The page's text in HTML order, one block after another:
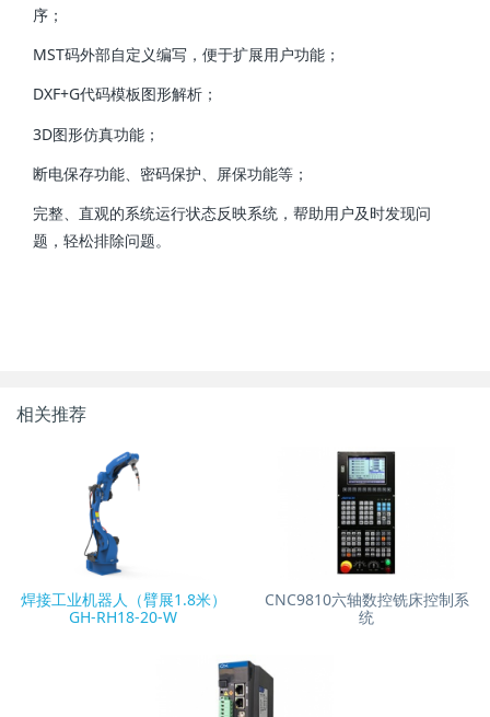
序；
MST码外部自定义编写，便于扩展用户功能；
DXF+G代码模板图形解析；
3D图形仿真功能；
断电保存功能、密码保护、屏保功能等；
完整、直观的系统运行状态反映系统，帮助用户及时发现问
题，轻松排除问题。
相关推荐
焊接工业机器人（臂展1.8米）
GH-RH18-20-W
CNC9810六轴数控铣床控制系
统